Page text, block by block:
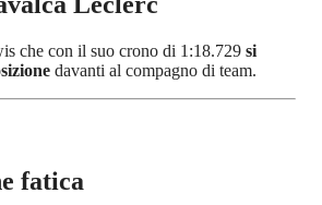
che con il suo crono di 1:18.729 si
davanti al compagno di team.
fatica